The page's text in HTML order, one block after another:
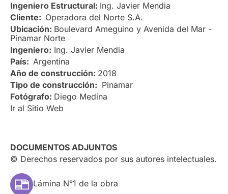
Ingeniero Estructural: Ing. Javier Mendia
Cliente: Operadora del Norte S.A.
Ubicación: Boulevard Ameguino y Avenida del Mar -
Pinamar Norte
Ingeniero: Ing. Javier Mendia
País: Argentina
Año de construcción: 2018
Tipo de construcción: Pinamar
Fotógrafo: Diego Medina
Ir al Sitio Web
DOCUMENTOS ADJUNTOS
© Derechos reservados por sus autores intelectuales.
Lámina N°1 de la obra